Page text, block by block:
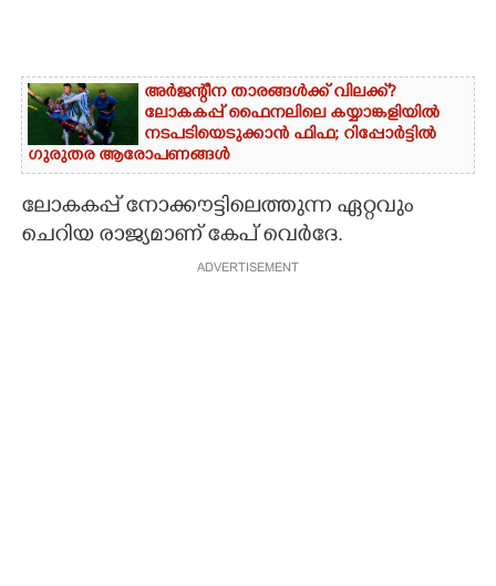
അർജന്റീന താരങ്ങൾക്ക് വിലക്ക്?
ലോകകപ്പ് ഫൈനലിലെ കയ്യാങ്കളിയിൽ
നടപടിയെടുക്കാൻ ഫിഫ; റിപ്പോർട്ടിൽ
ഗുരുതര ആരോപണങ്ങൾ
ലോകകപ്പ് നോക്കൗട്ടിലെത്തുന്ന ഏറ്റവും
ചെറിയ രാജ്യമാണ് കേപ് വെർദേ.
ADVERTISEMENT